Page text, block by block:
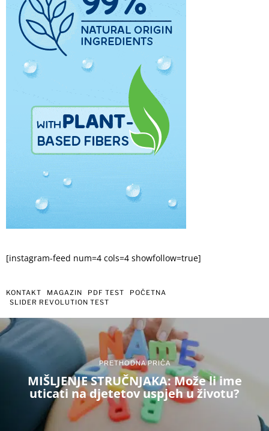
[instagram-feed num=4 cols=4 showfollow=true]
KONTAKT MAGAZIN PDF TEST
POČETNA
SLIDER REVOLUTION TEST
PRETHODNA PRIČA
MIŠLJENJE STRUČNJAKA: Može li ime
uticati na djetetov uspjeh u životu?